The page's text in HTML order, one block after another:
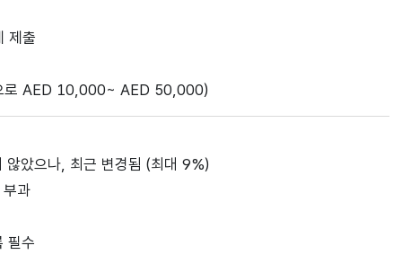
제출
로 AED 10,000~ AED 50,000)
않았으나, 최근 변경됨 (최대 9%)
과
필수